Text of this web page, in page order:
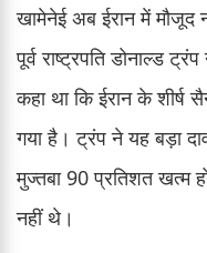
खामेनेई अब ईरान में
पूर्व राष्ट्रपति डोनाल्ड
कहा था कि ईरान के शीर्ष
गया है। ट्रंप ने यह बड़ा
मुज्तबा 90 प्रतिशत खत्म
नहीं थे।